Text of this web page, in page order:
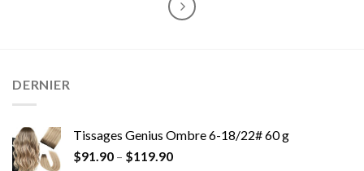
DERNIER
Tissages Genius Ombre 6-18/22# 60 g
$91.90 – $119.90